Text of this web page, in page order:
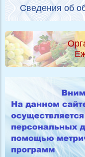
Сведения об